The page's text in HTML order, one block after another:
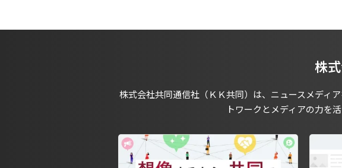
株
株式会社共同通信社（ＫＫ共同）は、ニュースメディ
トワークとメディアの力を